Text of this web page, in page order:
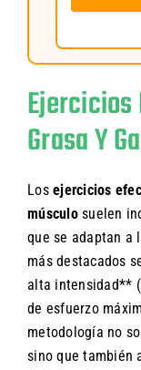
Grasa Y
Los ejercicios
músculosuelen
que se adaptan a
más destacados
alta intensidad**
de esfuerzo
metodología no
sino que también